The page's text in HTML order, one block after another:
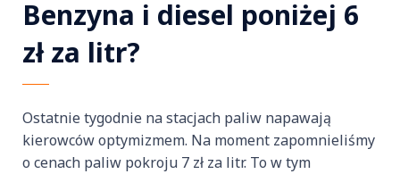
Benzyna i diesel poniżej 6
zł za litr?
Ostatnie tygodnie na stacjach paliw napawają
kierowców optymizmem. Na moment zapomnieliśmy
o cenach paliw pokroju 7 zł za litr. To w tym